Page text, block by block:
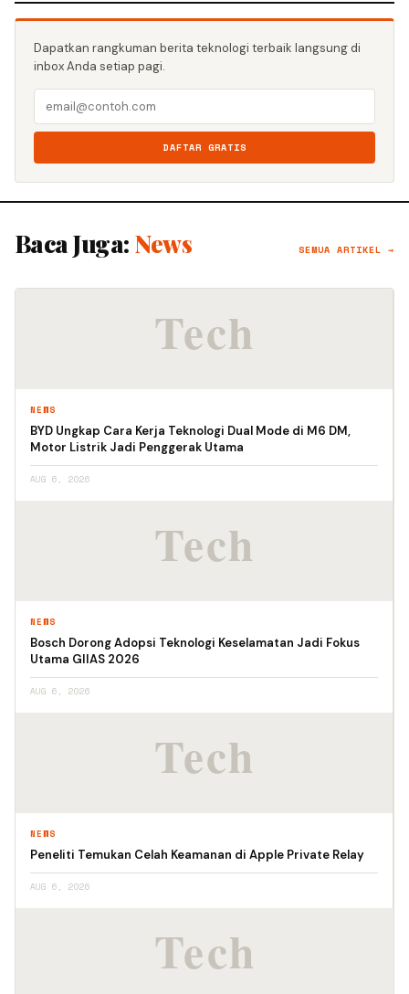
Dapatkan rangkuman berita teknologi terbaik langsung di
inbox Anda setiap pagi.
DAFTAR GRATIS
Baca Juga: News SEMUA ARTIKEL →
NEWS
BYD Ungkap Cara Kerja Teknologi Dual Mode di M6 DM,
Motor Listrik Jadi Penggerak Utama
AUG 6, 2026
NEWS
Bosch Dorong Adopsi Teknologi Keselamatan Jadi Fokus
Utama GIIAS 2026
AUG 6, 2026
NEWS
Peneliti Temukan Celah Keamanan di Apple Private Relay
AUG 6, 2026